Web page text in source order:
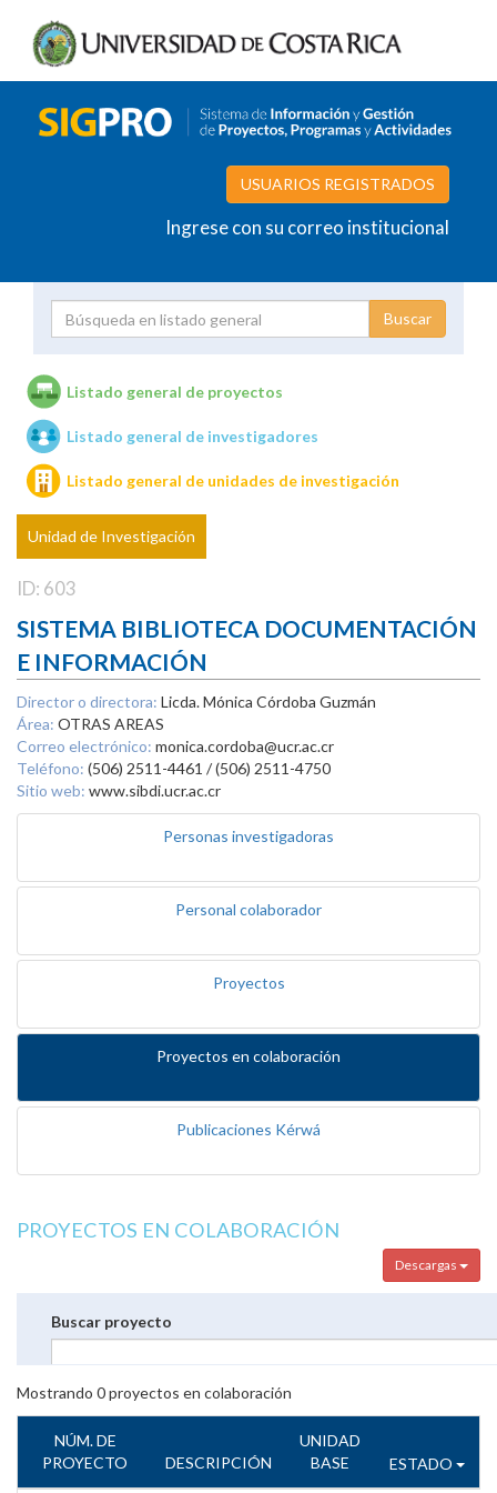
USUARIOS REGISTRADOS
Ingrese con su correo institucional
Unidades de investigación
Listado general de proyectos
Listado general de investigadores
Listado general de unidades de investigación
Unidad de Investigación
ID: 603
SISTEMA BIBLIOTECA DOCUMENTACIÓN
E INFORMACIÓN
Director o directora: Licda. Mónica Córdoba Guzmán
Área: OTRAS AREAS
Correo electrónico: monica.cordoba@ucr.ac.cr
Teléfono: (506) 2511-4461 / (506) 2511-4750
Sitio web: www.sibdi.ucr.ac.cr
Personas investigadoras
Personal colaborador
Proyectos
Proyectos en colaboración
Publicaciones Kérwá
PROYECTOS EN COLABORACIÓN
Descargas
Buscar proyecto
Mostrando 0proyectos en colaboración
NÚM. DE
PROYECTO
DESCRIPCIÓN
UNIDAD
BASE
ESTADO